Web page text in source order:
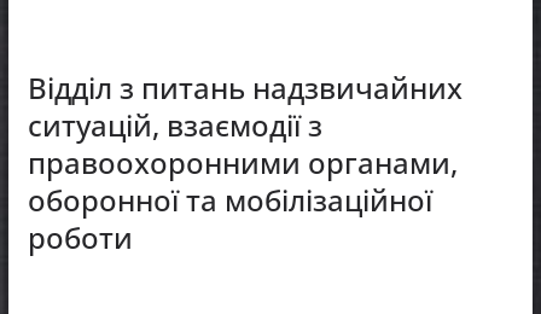
Відділ з питань надзвичайних
ситуацій, взаємодії з
правоохоронними органами,
оборонної та мобілізаційної
роботи